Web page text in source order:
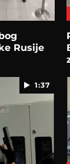
Rusije
1:37